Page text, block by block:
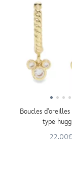
Boucles
type
22.00€